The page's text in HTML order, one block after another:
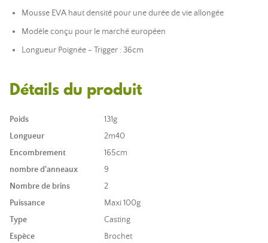
Mousse EVA haut densité pour une durée de vie allongée
Modèle conçu pour le marché européen
Longueur Poignée - Trigger : 36cm
Détails du produit
Poids
131g
Longueur
2m40
Encombrement
165cm
nombre d'anneaux
9
Nombre de brins
2
Puissance
Maxi 100g
Type
Casting
Espèce
Brochet